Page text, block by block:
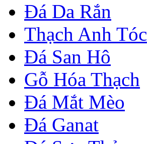
Đá Da Rắn
Thạch Anh Tóc
Đá San Hô
Gỗ Hóa Thạch
Đá Mắt Mèo
Đá Ganat